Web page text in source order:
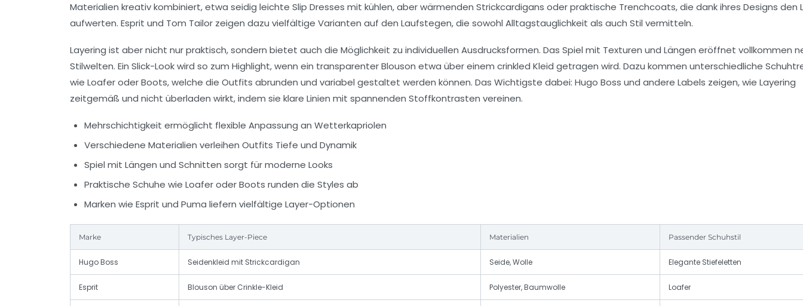
Materialien kreativ kombiniert, etwa seidig leichte Slip Dresses mit kühlen, aber wärmenden Strickcardigans oder praktische Trenchcoats, die dank ihres Designs den
aufwerten. Esprit und Tom Tailor zeigen dazu vielfältige Varianten auf den Laufstegen, die sowohl Alltagstauglichkeit als auch Stil vermitteln.
Layering ist aber nicht nur praktisch, sondern bietet auch die Möglichkeit zu individuellen Ausdrucksformen. Das Spiel mit Texturen und Längen eröffnet vollkommen
Stilwelten. Ein Slick-Look wird so zum Highlight, wenn ein transparenter Blouson etwa über einem crinkled Kleid getragen wird. Dazu kommen unterschiedliche
wie Loafer oder Boots, welche die Outfits abrunden und variabel gestaltet werden können. Das Wichtigste dabei: Hugo Boss und andere Labels zeigen, wie Layering
zeitgemäß und nicht überladen wirkt, indem sie klare Linien mit spannenden Stoffkontrasten vereinen.
Mehrschichtigkeit ermöglicht flexible Anpassung an Wetterkapriolen
Verschiedene Materialien verleihen Outfits Tiefe und Dynamik
Spiel mit Längen und Schnitten sorgt für moderne Looks
Praktische Schuhe wie Loafer oder Boots runden die Styles ab
Marken wie Esprit und Puma liefern vielfältige Layer-Optionen
Marke Typisches Layer-Piece Materialien Passender Schuhstil
Hugo Boss Seidenkleid mit Strickcardigan Seide, Wolle Elegante Stiefeletten
Esprit Blouson über Crinkle-Kleid Polyester, Baumwolle Loafer